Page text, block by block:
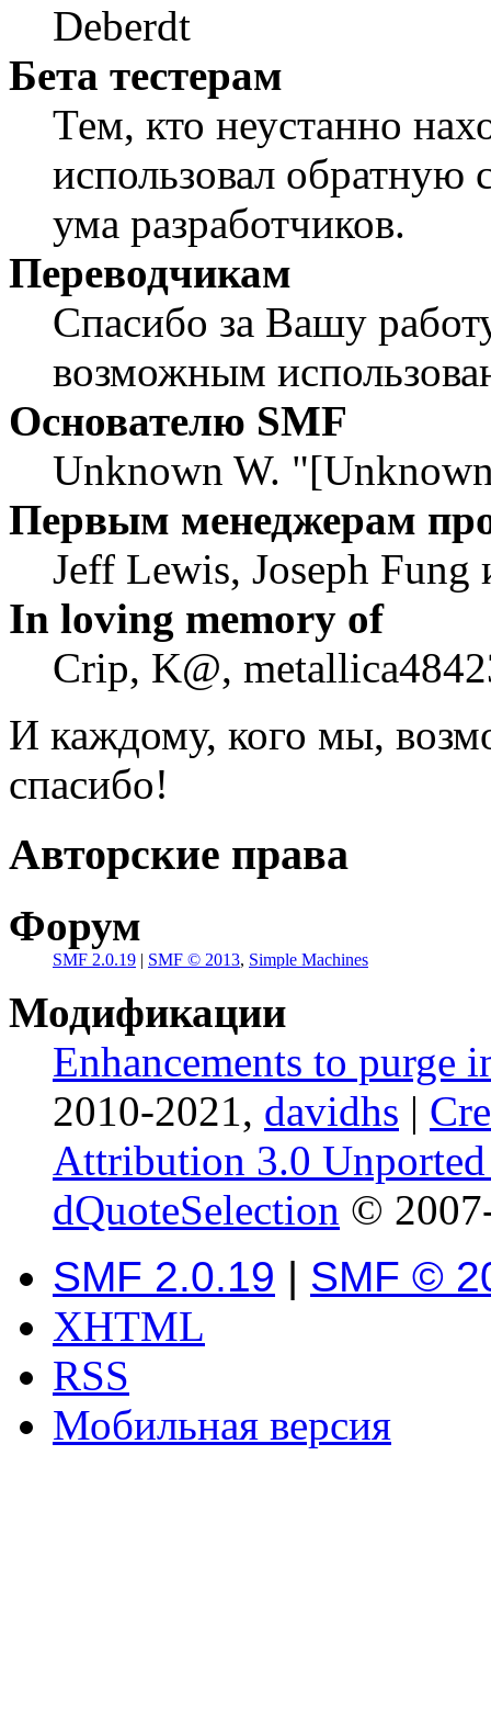
Deberdt
Бета тестерам
Тем, кто неустанно
использовал обратную
ума разработчиков.
Переводчикам
Спасибо за Вашу
возможным
Основателю SMF
Unknown W.
Первым менеджерам
Jeff Lewis, Joseph
In loving memory of
Crip, K@,
И каждому, кого мы,
спасибо!
Авторские права
Форум
SMF 2.0.19 | SMF © 2013, Simple Machines
Модификации
Enhancements to purge
2010-2021, davidhs |
Attribution 3.0
dQuoteSelection ©
SMF 2.0.19 | SMF ©
XHTML
RSS
Мобильная версия